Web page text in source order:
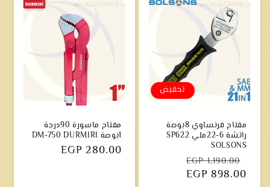
تخفيض
مفتاح فرنساوي 8بوصة
راتشة 6-22ملي SP622
SOLSONS
سعر
EGP 1,190.00سعر
المخفضEGP 898.00
مفتاح ماسورة 90درجة
سعر
EGP 280.00